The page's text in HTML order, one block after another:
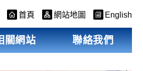
首頁 網站地圖 English
關網站 聯絡我們